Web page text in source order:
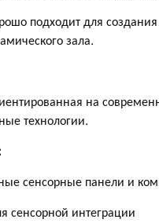
подходит для
зала.
на
технологии.
сенсорные панели и
сенсорной интеграции